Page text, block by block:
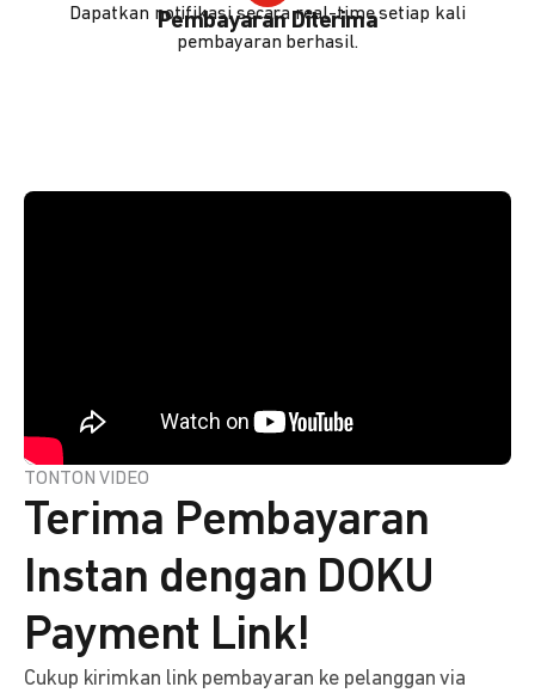
Pembayaran Diterima
Dapatkan notifikasi secara real-time setiap kali
pembayaran berhasil.
TONTON VIDEO
Terima Pembayaran
Instan dengan DOKU
Payment Link!
Cukup kirimkan link pembayaran ke pelanggan via